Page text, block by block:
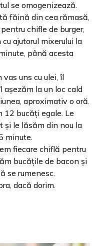
se omogenizează.
făină din cea rămasă,
chifle de burger,
ajutorul mixerului la
până acesta
uns cu ulei, îl
așezăm la un loc cald
aproximativ o oră.
12 bucăți egale. Le
și le lăsăm din nou la
minute.
fiecare chiflă pentru
bucățile de bacon și
se rumenesc.
dacă dorim.